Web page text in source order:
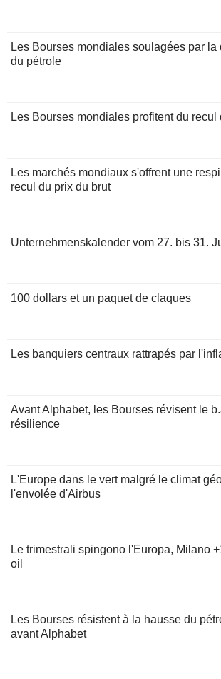
Les Bourses mondiales soulagées par la
du pétrole
Les Bourses mondiales profitent du
Les marchés mondiaux s'offrent une
recul du prix du brut
Unternehmenskalender vom 27. bis 31.
100 dollars et un paquet de claques
Les banquiers centraux rattrapés par
Avant Alphabet, les Bourses révisent le
résilience
L'Europe dans le vert malgré le climat
l'envolée d'Airbus
Le trimestrali spingono l'Europa, Milano
oil
Les Bourses résistent à la hausse du
avant Alphabet